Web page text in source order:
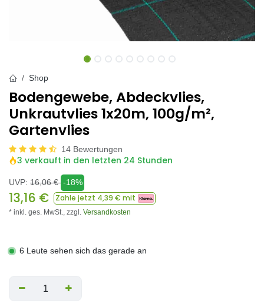
Shop
Bodengewebe, Abdeckvlies,
Unkrautvlies 1x20m, 100g/m²,
Gartenvlies
14 Bewertungen
3 verkauft in den letzten 24 Stunden
UVP: 16,06€ -18%
13,16 € Zahle jetzt 4,39 € mit
* inkl. ges. MwSt., zzgl. Versandkosten
6 Leute sehen sich das gerade an